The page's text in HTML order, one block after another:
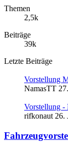
Themen
2,5k
Beiträge
39k
Letzte Beiträge
Vorstellung
NamasTT
Vorstellung -
rifkonaut 26.